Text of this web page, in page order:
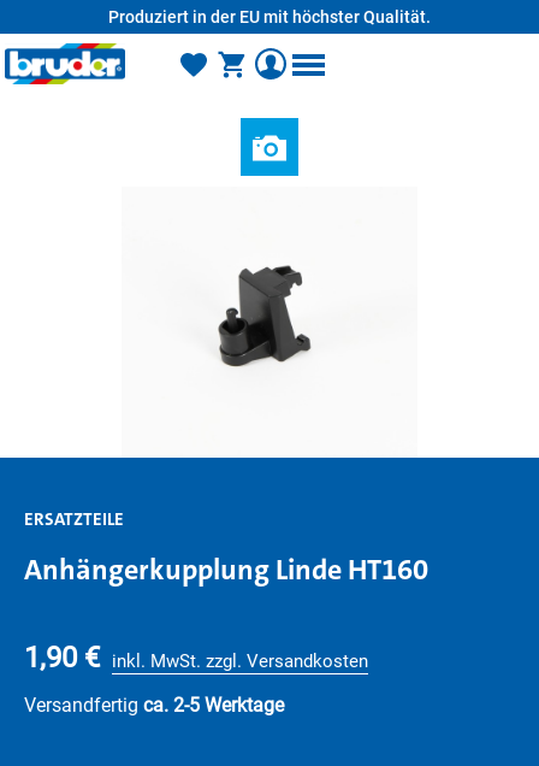
Produziert in der EU mit höchster Qualität.
ERSATZTEILE
Anhängerkupplung Linde HT160
1,90 € inkl. MwSt. zzgl. Versandkosten
Versandfertig ca. 2-5 Werktage